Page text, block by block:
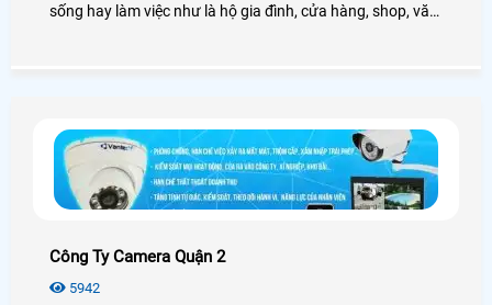
sống hay làm việc như là hộ gia đình, cửa hàng, shop, văn
Công Ty Camera Quận 2
5942